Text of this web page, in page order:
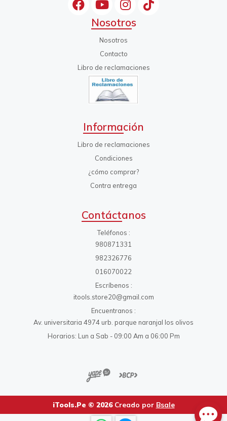
Nosotros
Nosotros
Contacto
Libro de reclamaciones
Información
Libro de reclamaciones
Condiciones
¿cómo comprar?
Contra entrega
Contáctanos
Teléfonos
980871331
982326776
016070022
Escríbenos
itools.store20@gmail.com
Encuentranos
Av. universitaria 4974 urb. parque naranjal los olivos
Horarios: Lun a Sab - 09:00 Am a 06:00 Pm
iTools.Pe © 2026Creado por Bsale